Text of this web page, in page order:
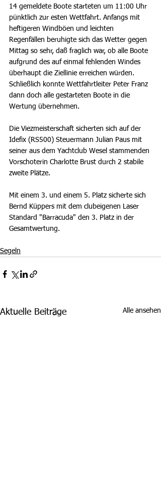
14 gemeldete Boote starteten um 11:00 Uhr
pünktlich zur esten Wettfahrt. Anfangs mit
heftigeren Windböen und leichten
Regenfällen beruhigte sich das Wetter gegen
Mittag so sehr, daß fraglich war, ob alle Boote
aufgrund des auf einmal fehlenden Windes
überhaupt die Ziellinie erreichen würden.
Schließlich konnte Wettfahrtleiter Peter Franz
dann doch alle gestarteten Boote in die
Wertung übernehmen.
Die Viezmeisterschaft sicherten sich auf der
Idefix (RS500) Steuermann Julian Paus mit
seiner aus dem Yachtclub Wesel stammenden
Vorschoterin Charlotte Brust durch 2 stabile
zweite Plätze.
Mit einem 3. und einem 5. Platz sicherte sich
Bernd Küppers mit dem clubeigenen Laser
Standard "Barracuda" den 3. Platz in der
Gesamtwertung.
Segeln
Aktuelle Beiträge Alle ansehen